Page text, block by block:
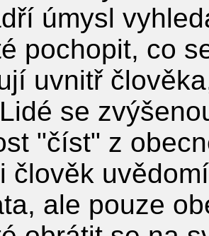
úmysl
pochopit, co
uvnitř
se
"číst" z
člověk
ale pouze